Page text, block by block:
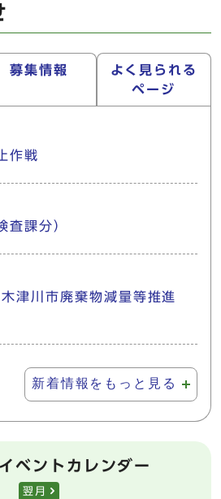
募集情報
よく見られる
ページ
作戦
査課分）
津川市廃棄物減量等推進
新着情報をもっと見る
ベントカレンダー
翌月